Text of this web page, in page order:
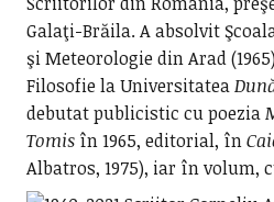
Galaţi-Brăila. A absolvit
şi Meteorologie din Arad
Filosofie la Universitatea
debutat publicistic cu poezia
Tomisîn 1965, editorial, în
Albatros, 1975), iar în volum,